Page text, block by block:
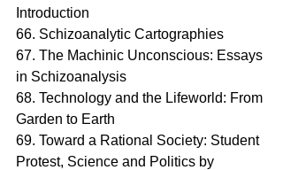
Introduction
66. Schizoanalytic Cartographies
67. The Machinic Unconscious: Essays
in Schizoanalysis
68. Technology and the Lifeworld: From
Garden to Earth
69. Toward a Rational Society: Student
Protest, Science and Politics by